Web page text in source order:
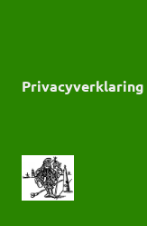
Privacyverklaring